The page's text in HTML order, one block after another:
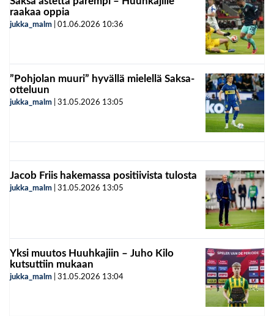
raakaa oppia
jukka_malm 01.06.2026 10:36
”Pohjolan muuri” hyvällä mielellä Saksa-
otteluun
jukka_malm 31.05.2026 13:05
Jacob Friis hakemassa positiivista tulosta
jukka_malm 31.05.2026 13:05
Yksi muutos Huuhkajiin – Juho Kilo
kutsuttiin mukaan
jukka_malm 31.05.2026 13:04